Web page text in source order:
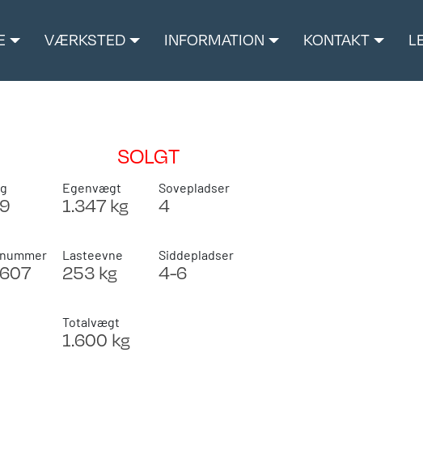
VÆRKSTED INFORMATION KONTAKT
SOLGT
Egenvægt
1.347 kg
Lasteevne
253 kg
Totalvægt
1.600 kg
Sovepladser
4
Siddepladser
4-6